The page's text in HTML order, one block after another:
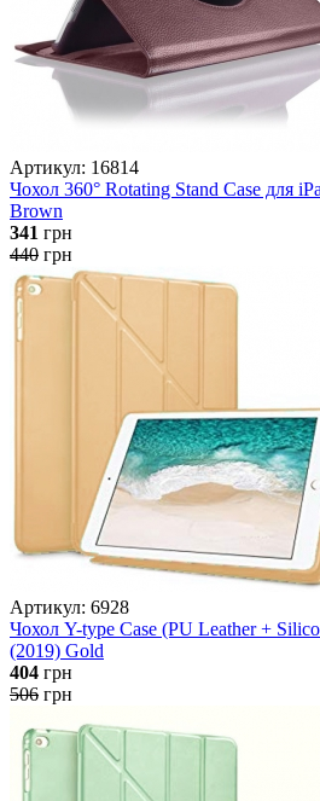
Артикул: 16814
Чохол 360° Rotating Stand Case для
Brown
341 грн
440 грн
Артикул: 6928
Чохол Y-type Case (PU Leather +
(2019) Gold
404 грн
506 грн